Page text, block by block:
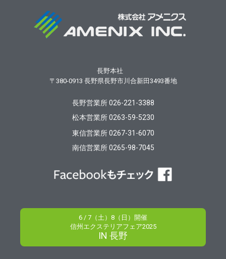
長野本社
〒380-0913 長野県長野市川合新田3493番地
長野営業所 026-221-3388
松本営業所 0263-59-5230
東信営業所 0267-31-6070
南信営業所 0265-98-7045
6 / 7（土）8（日）開催
信州エクステリアフェア2025
IN 長野